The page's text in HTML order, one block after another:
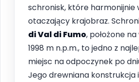
schronisk, które harmonijnie
otaczający krajobraz.
di Val di Fumo, położone
1998 m n.p.m., to jedno z
miejsc na odpoczynek po
Jego drewniana konstrukcja